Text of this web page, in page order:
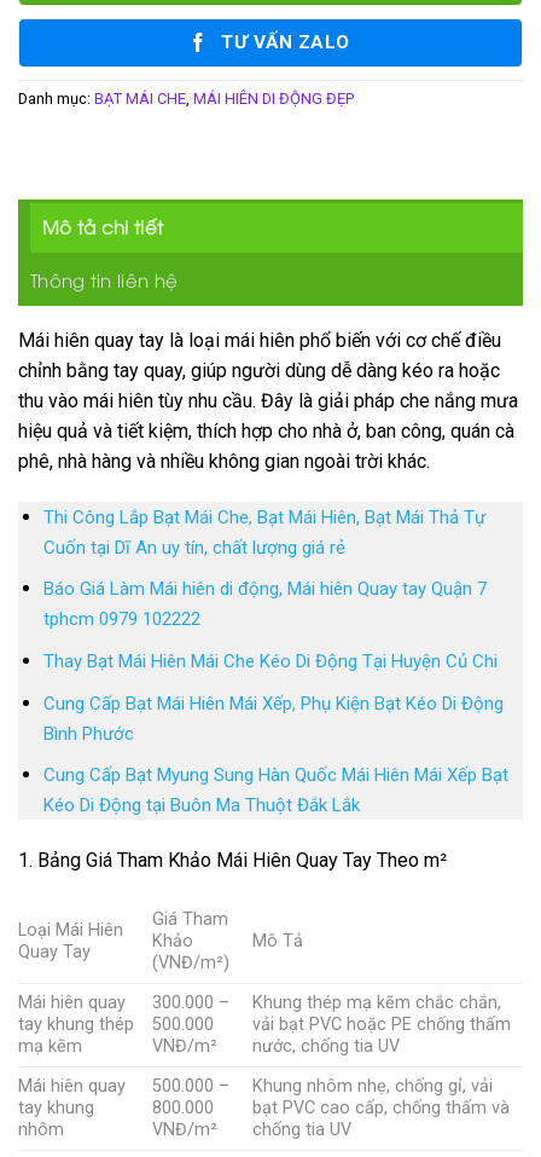
TƯ VẤN ZALO
Danh mục: BẠT MÁI CHE, MÁI HIÊN DI ĐỘNG ĐẸP
Mô tả chi tiết
Thông tin liên hệ
Mái hiên quay tay là loại mái hiên phổ biến với cơ chế điều
chỉnh bằng tay quay, giúp người dùng dễ dàng kéo ra hoặc
thu vào mái hiên tùy nhu cầu. Đây là giải pháp che nắng mưa
hiệu quả và tiết kiệm, thích hợp cho nhà ở, ban công, quán cà
phê, nhà hàng và nhiều không gian ngoài trời khác.
Thi Công Lắp Bạt Mái Che, Bạt Mái Hiên, Bạt Mái Thả Tự
Cuốn tại Dĩ An uy tín, chất lượng giá rẻ
Báo Giá Làm Mái hiên di động, Mái hiên Quay tay Quận 7
tphcm 0979 102222
Thay Bạt Mái Hiên Mái Che Kéo Di Động Tại Huyện Củ Chi
Cung Cấp Bạt Mái Hiên Mái Xếp, Phụ Kiện Bạt Kéo Di Động
Bình Phước
Cung Cấp Bạt Myung Sung Hàn Quốc Mái Hiên Mái Xếp Bạt
Kéo Di Động tại Buôn Ma Thuột Đắk Lắk
1. Bảng Giá Tham Khảo Mái Hiên Quay Tay Theo m²
Loại Mái Hiên
Quay Tay
Giá Tham
Khảo
(VNĐ/m²)
Mô Tả
Mái hiên quay
tay khung thép
mạ kẽm
300.000 –
500.000
VNĐ/m²
Khung thép mạ kẽm chắc chắn,
vải bạt PVC hoặc PE chống thấm
nước, chống tia UV
Mái hiên quay
tay khung
nhôm
500.000 –
800.000
VNĐ/m²
Khung nhôm nhẹ, chống gỉ, vải
bạt PVC cao cấp, chống thấm và
chống tia UV